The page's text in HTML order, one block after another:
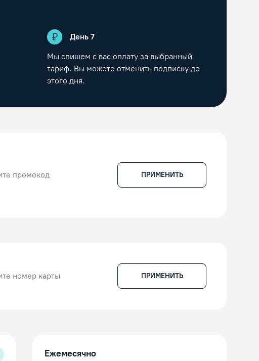
День7
Мы спишем с вас оплату за выбранный
тариф. Вы можете отменить подписку до
этого дня.
ПРИМЕНИТЬ
ПРИМЕНИТЬ
Ежемесячно